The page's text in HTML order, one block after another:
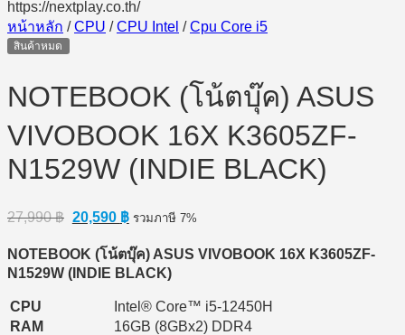
หน้าหลัก / CPU / CPU Intel / Cpu Core i5
สินค้าหมด
NOTEBOOK (โน้ตบุ๊ค) ASUS
VIVOBOOK 16X K3605ZF-
N1529W (INDIE BLACK)
27,990฿ Original
price
was:
27,990 ฿.
20,590 ฿Current
price
is:
20,590 ฿.
รวมภาษี 7%
NOTEBOOK (โน้ตบุ๊ค) ASUS VIVOBOOK 16X K3605ZF-
N1529W (INDIE BLACK)
CPU
Intel® Core™ i5-12450H
RAM
16GB (8GBx2) DDR4